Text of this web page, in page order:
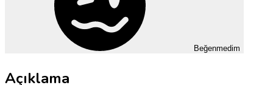
Beğenmedim
Açıklama